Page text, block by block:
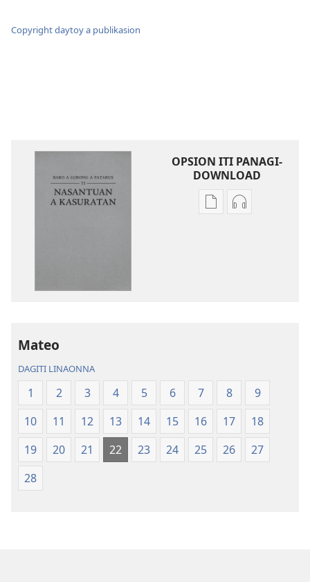
Copyright daytoy a publikasion
OPSION ITI PANAGI-
DOWNLOAD
Dagiti
Patarus
ti
Nasantuan
a
Kasuratan
Dagiti
Patarus
Nasantuan
a
Mateo
DAGITI LINAONNA
1 2 3 4 5 6 7 8
9
10
11 12 13 14 15 16 17
18
19
20 21 22 23 24 25 26
27
28